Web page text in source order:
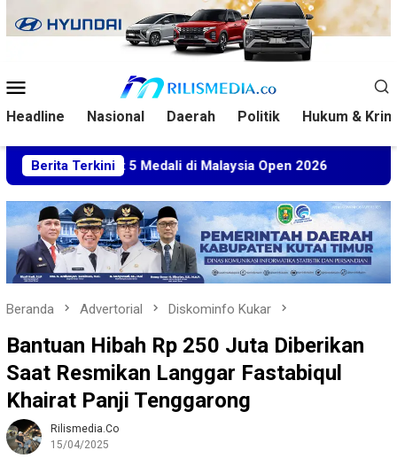
ke
Mobile
Headline Nasional Daerah Politik Hukum &
Berita Terkini
5 Medali di Malaysia Open 2026 Kuasa Hukum
Beranda Advertorial Diskominfo Kukar
Bantuan Hibah Rp 250 Juta Diberikan
Saat Resmikan Langgar Fastabiqul
Khairat Panji Tenggarong
Rilismedia.co
15/04/2025